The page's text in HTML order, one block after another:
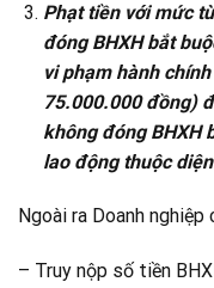
Phạt tiền với mức
đóng BHXH bắt
vi phạm hành
75.000.000 đồng)
không đóng BHXH
lao động thuộc
Ngoài ra Doanh nghiệp
– Truy nộp số tiền